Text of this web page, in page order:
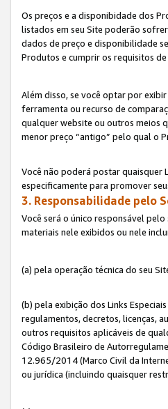
Os preços e a disponibidade dos
listados em seu Site poderão
dados de preço e disponibilidade
Produtos e cumprir os requisitos
Além disso, se você optar por
ferramenta ou recurso de
qualquer website ou outros meios
menor preço “antigo” pelo qual o
Você não poderá postar quaisquer
especificamente para promover
3. Responsabilidade pelo
Você será o único responsável
materiais nele exibidos ou nele
(a) pela operação técnica do seu
(b) pela exibição dos Links
regulamentos, decretos, licenças,
outros requisitos aplicáveis de
Código Brasileiro de
12.965/2014 (Marco Civil da
ou jurídica (incluindo quaisquer